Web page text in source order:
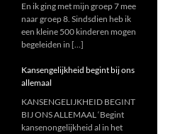
En ik ging met mijn groep 7 mee
naar groep 8. Sindsdien heb ik
een kleine 500 kinderen mogen
begeleiden in […]
Kansengelijkheid begint bij ons
allemaal
KANSENGELIJKHEID BEGINT
BIJ ONS ALLEMAAL ‘Begint
kansenongelijkheid al in het